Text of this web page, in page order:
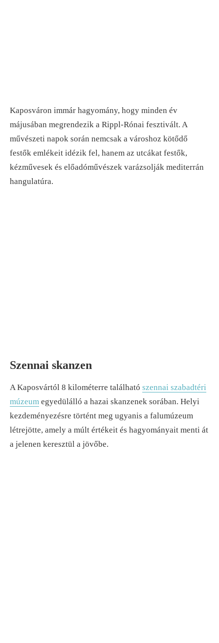
Kaposváron immár hagyomány, hogy minden év
májusában megrendezik a Rippl-Rónai fesztivált. A
művészeti napok során nemcsak a városhoz kötődő
festők emlékeit idézik fel, hanem az utcákat festők,
kézművesek és előadóművészek varázsolják mediterrán
hangulatúra.
Szennai skanzen
A Kaposvártól 8 kilométerre található szennai szabadtéri
múzeum egyedülálló a hazai skanzenek sorában. Helyi
kezdeményezésre történt meg ugyanis a falumúzeum
létrejötte, amely a múlt értékeit és hagyományait menti át
a jelenen keresztül a jövőbe.